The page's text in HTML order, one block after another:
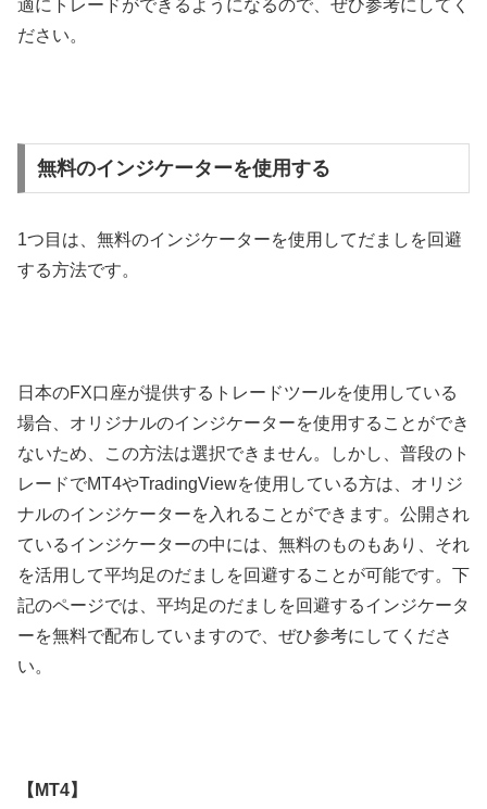
適にトレードができるようになるので、ぜひ参考にしてく
ださい。
無料のインジケーターを使用する
1つ目は、無料のインジケーターを使用してだましを回避
する方法です。
日本のFX 口座が提供するトレードツールを使用している
場合、オリジナルのインジケーターを使用することができ
ないため、この方法は選択できません。しかし、普段のト
レードでMT4やTradingViewを使用している方は、オリジ
ナルのインジケーターを入れることができます。公開され
ているインジケーターの中には、無料のものもあり、それ
を活用して平均足のだましを回避することが可能です。下
記のページでは、平均足のだましを回避するインジケータ
ーを無料で配布していますので、ぜひ参考にしてくださ
い。
【MT4】